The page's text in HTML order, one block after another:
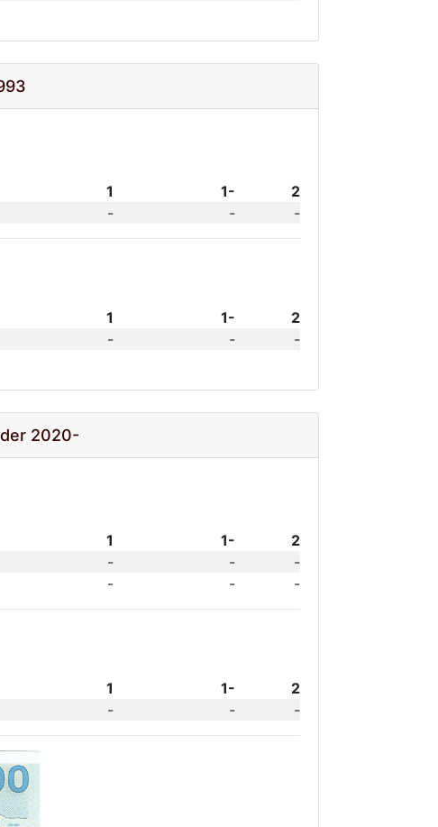
1 1-
2
- - -
1 1-
2
- - -
2020-
1 1-
2
- -
-
- - -
1 1-
2
- - -